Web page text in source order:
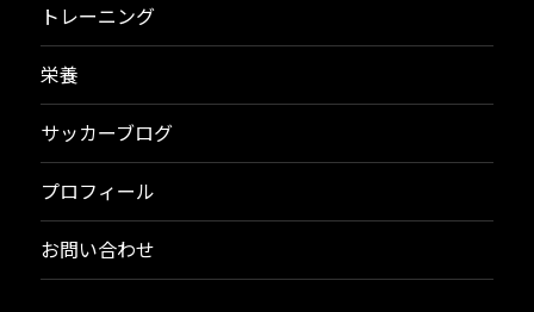
トレーニング
栄養
サッカーブログ
プロフィール
お問い合わせ